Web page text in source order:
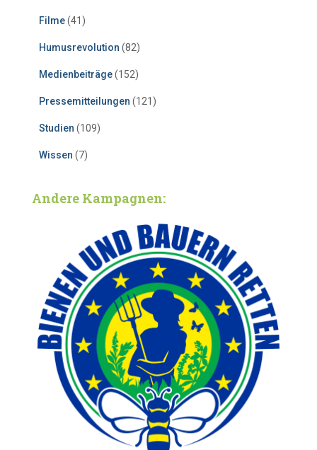
Filme(41)
Humusrevolution (82)
Medienbeiträge(152)
Pressemitteilungen (121)
Studien (109)
Wissen (7)
Andere Kampagnen: